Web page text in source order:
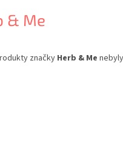
& Me
značky Herb & Me